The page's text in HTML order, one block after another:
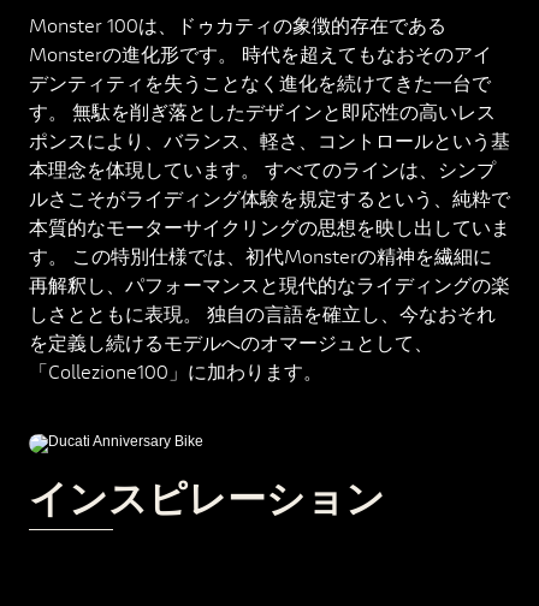
Monster 100は、ドゥカティの象徴的存在である
Monsterの進化形です。 時代を超えてもなおそのアイ
デンティティを失うことなく進化を続けてきた一台で
す。 無駄を削ぎ落としたデザインと即応性の高いレス
ポンスにより、バランス、軽さ、コントロールという基
本理念を体現しています。 すべてのラインは、シンプ
ルさこそがライディング体験を規定するという、純粋で
本質的なモーターサイクリングの思想を映し出していま
す。 この特別仕様では、初代Monsterの精神を繊細に
再解釈し、パフォーマンスと現代的なライディングの楽
しさとともに表現。 独自の言語を確立し、今なおそれ
を定義し続けるモデルへのオマージュとして、
「Collezione100」に加わります。
インスピレーション